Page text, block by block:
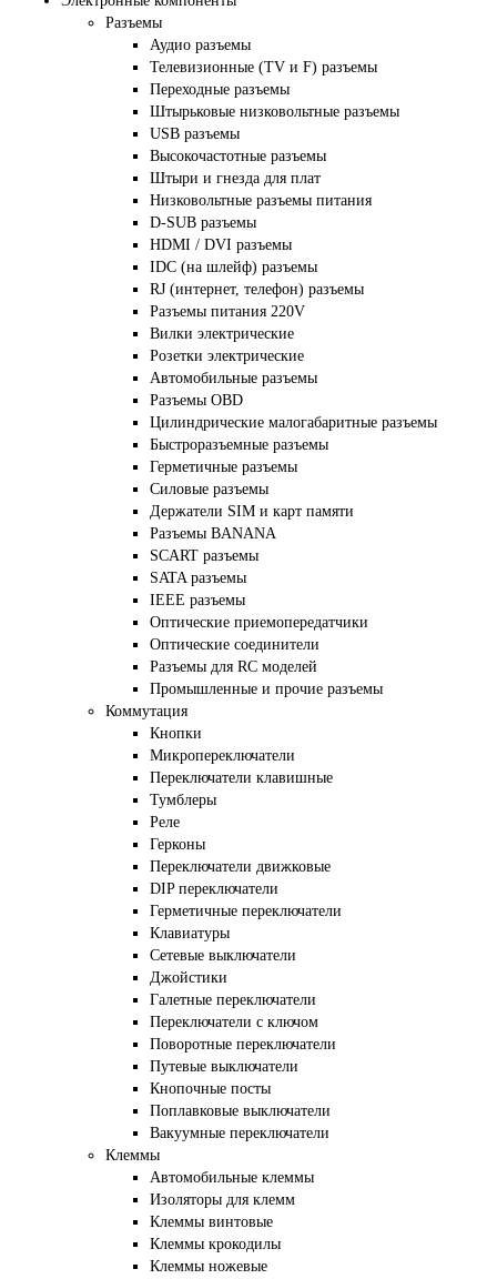
Разъемы
Аудио разъемы
Телевизионные (TV и F) разъемы
Переходные разъемы
Штырьковые низковольтные разъемы
USB разъемы
Высокочастотные разъемы
Штыри и гнезда для плат
Низковольтные разъемы питания
D-SUB разъемы
HDMI / DVI разъемы
IDC (на шлейф) разъемы
RJ (интернет, телефон) разъемы
Разъемы питания 220V
Вилки электрические
Розетки электрические
Автомобильные разъемы
Разъемы OBD
Цилиндрические малогабаритные разъемы
Быстроразъемные разъемы
Герметичные разъемы
Силовые разъемы
Держатели SIM и карт памяти
Разъемы BANANA
SCART разъемы
SATA разъемы
IEEE разъемы
Оптические приемопередатчики
Оптические соединители
Разъемы для RC моделей
Промышленные и прочие разъемы
Коммутация
Кнопки
Микропереключатели
Переключатели клавишные
Тумблеры
Реле
Герконы
Переключатели движковые
DIP переключатели
Герметичные переключатели
Клавиатуры
Сетевые выключатели
Джойстики
Галетные переключатели
Переключатели с ключом
Поворотные переключатели
Путевые выключатели
Кнопочные посты
Поплавковые выключатели
Вакуумные переключатели
Клеммы
Автомобильные клеммы
Изоляторы для клемм
Клеммы винтовые
Клеммы крокодилы
Клеммы ножевые